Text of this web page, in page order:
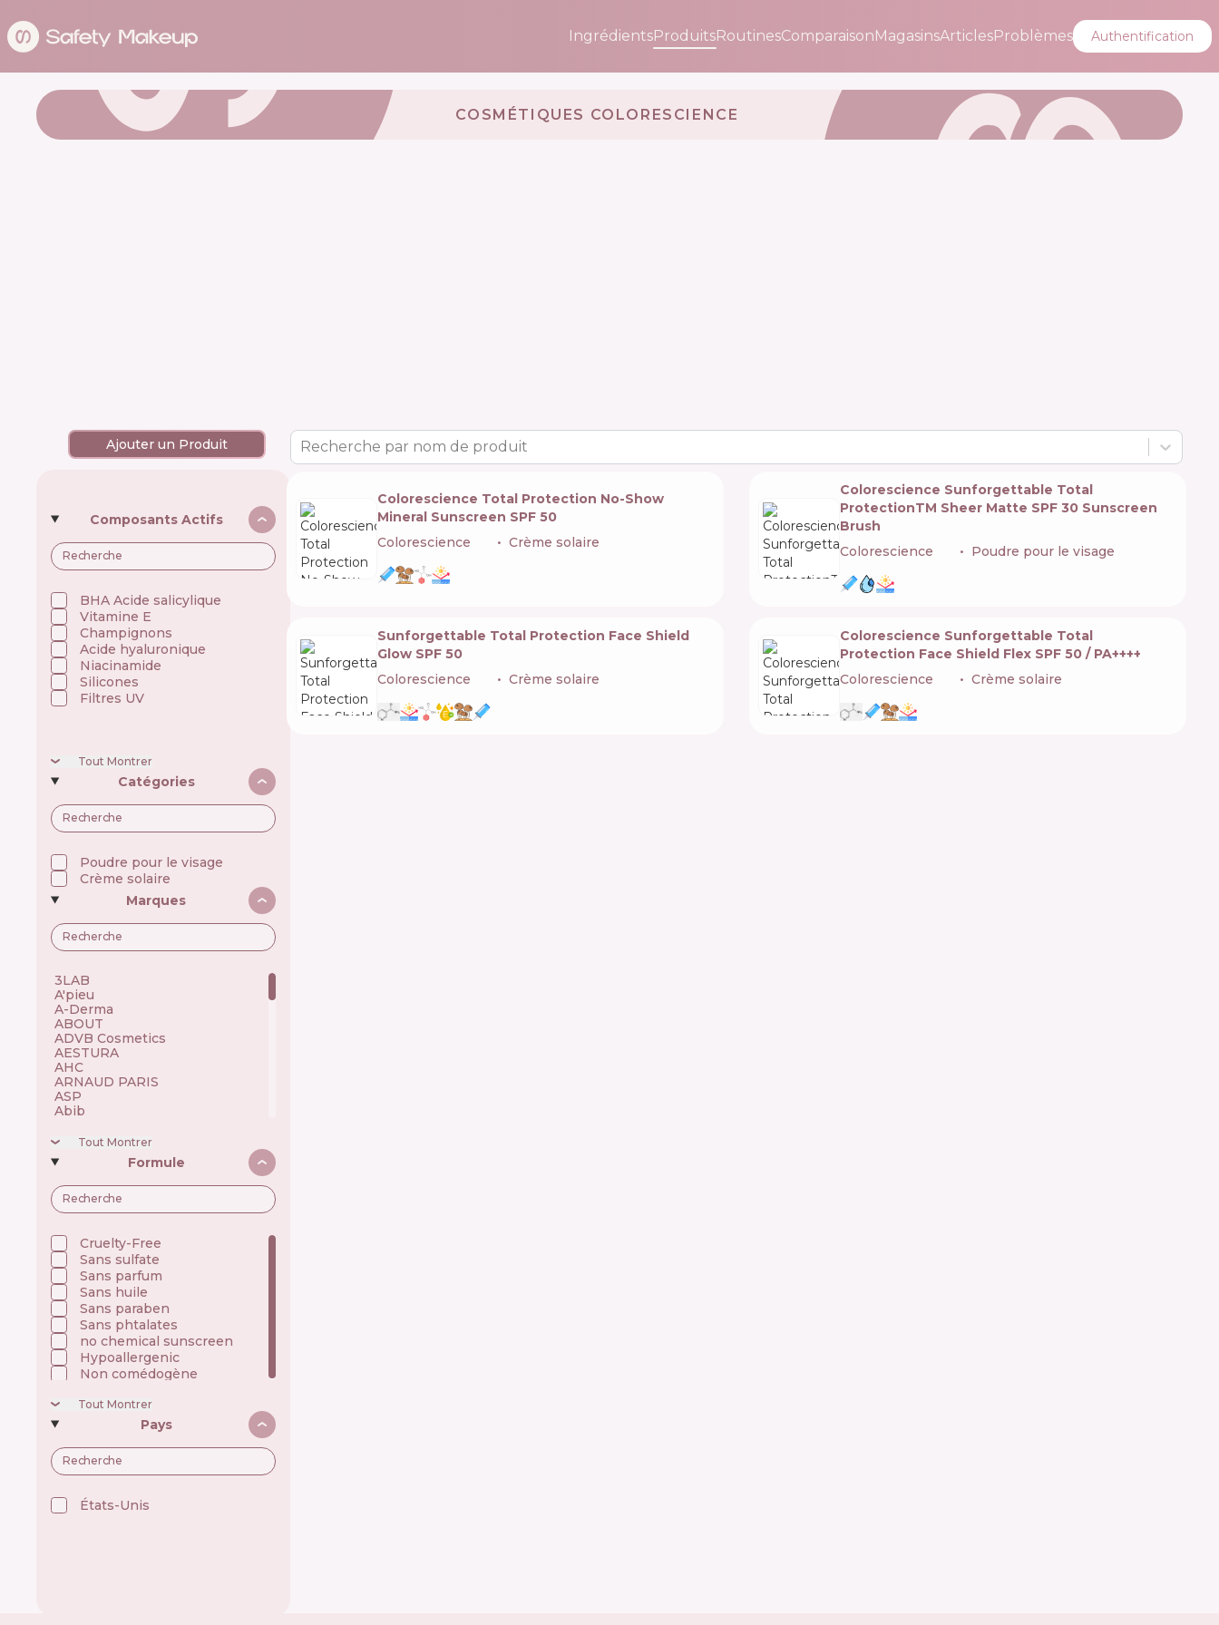
IngrédientsProduitsRoutinesComparaisonMagasinsArticlesProblèmes Authentification
COSMÉTIQUES COLORESCIENCE 🇺🇸
Ajouter un Produit
Composants Actifs
BHA Acide salicylique
Vitamine E
Champignons
Acide hyaluronique
Niacinamide
Silicones
Filtres UV
Tout Montrer
Catégories
Poudre pour le visage
Crème solaire
Marques
3LAB 🇺🇸
A'pieu 🇰🇷
A-Derma 🇫🇷
ABOUT 🇺🇦
ADVB Cosmetics 🇹🇷
AESTURA 🇰🇷
AHC 🇰🇷
ARNAUD PARIS 🇫🇷
ASP 🇬🇧
Abib 🇰🇷
Achroactive Max 🇧🇬
Acnemy 🇪🇸
Acure 🇺🇸
Acwell 🇰🇷
Ada Tina 🇧🇷
Aesop 🇦🇺
Alfaparf 🇮🇹
Allen Mak 🇧🇬
Allies of Skin 🇸🇬
Alpecin 🇩🇪
Alpha H 🇦🇺
American Crew 🇺🇸
Amway 🇺🇸
Anastasia Beverly Hills 🇺🇸
Andalou Naturals 🇺🇸
Anua 🇰🇷
Apice Cosmeticos 🇧🇷
Apse Cosmetics 🇪🇸
Aquafresh 🇬🇧
Arencia 🇰🇷
Arkada 🇵🇱
Aromase 🇹🇼
Aromatica 🇰🇷
Tout Montrer
Formule
Cruelty-Free
Sans sulfate
Sans parfum
Sans huile
Sans paraben
Sans phtalates
no chemical sunscreen
Hypoallergenic
Non comédogène
Tout Montrer
Pays
États-Unis 🇺🇸
Recherche par nom de produit
Colorescience Total Protection No-Show
Mineral Sunscreen SPF 50
Colorescience
Crème solaire
Colorescience Sunforgettable Total
ProtectionTM Sheer Matte SPF 30 Sunscreen
Brush
Colorescience
Poudre pour le visage
Sunforgettable Total Protection Face Shield
Glow SPF 50
Colorescience
Crème solaire
Colorescience Sunforgettable Total
Protection Face Shield Flex SPF 50 / PA++++
Colorescience
Crème solaire